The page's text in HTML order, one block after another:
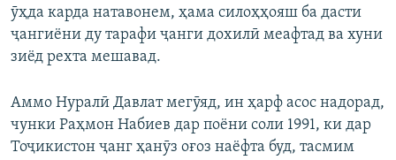
ӯҳда карда натавонем, ҳама силоҳҳояш ба дасти
ҷангиёни ду тарафи ҷанги дохилӣ меафтад ва хуни
зиёд рехта мешавад.
Аммо Нуралӣ Давлат мегӯяд, ин ҳарф асос надорад,
чунки Раҳмон Набиев дар поёни соли 1991, ки дар
Тоҷикистон ҷанг ҳанӯз оғоз наёфта буд, тасмим